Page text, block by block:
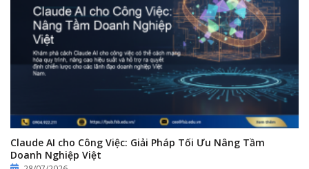
Claude AI cho Công Việc: Giải Pháp Tối Ưu Nâng Tầm
Doanh Nghiệp Việt